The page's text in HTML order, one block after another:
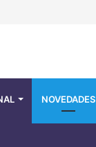
NOVEDADES